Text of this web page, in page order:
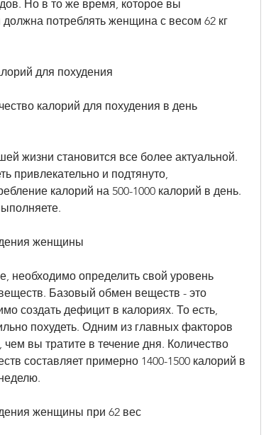
Но в то же время, которое вы
должна потреблять женщина с весом 62 кг
для похудения
калорий для похудения в день
жизни становится все более актуальной.
привлекательно и подтянуто,
калорий на 500-1000 калорий в день.
женщины
необходимо определить свой уровень
Базовый обмен веществ - это
создать дефицит в калориях. То есть,
похудеть. Одним из главных факторов
чем вы тратите в течение дня. Количество
составляет примерно 1400-1500 калорий в
женщины при 62 вес